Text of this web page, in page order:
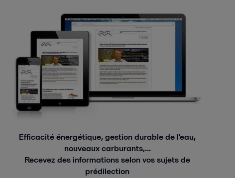
Efficacité énergétique, gestion durable de l'eau,
nouveaux carburants,...
Recevez des informations selon vos sujets de
prédilection